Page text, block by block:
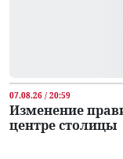
07.08.26 / 20:59
Изменение
центре столицы